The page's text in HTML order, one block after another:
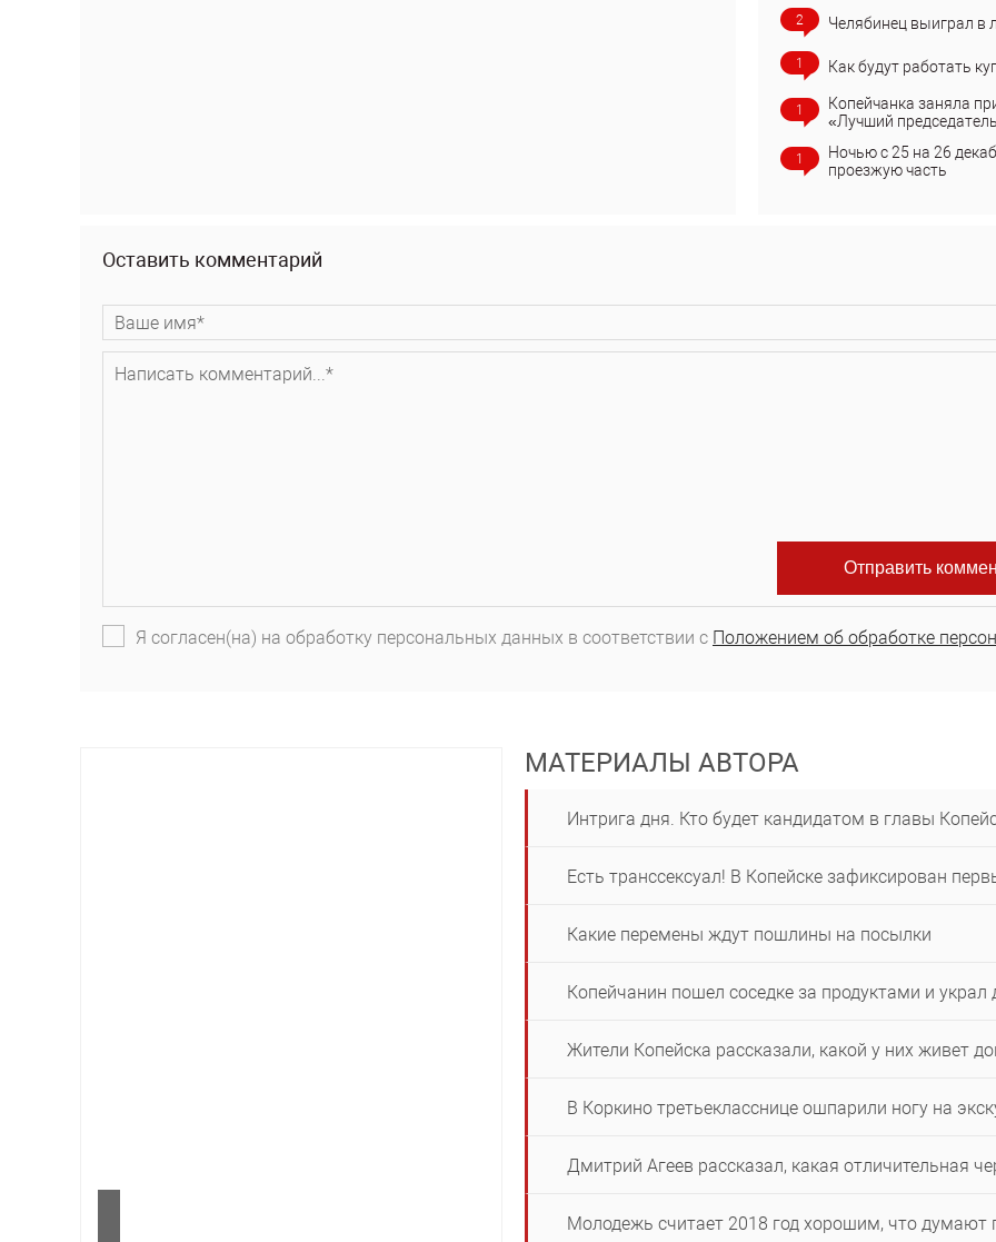
2 Челябинец выиграл в
1 Как будут работать
1
Копейчанка заняла
«Лучший
1
Ночью с 25 на 26
проезжую часть
Оставить комментарий
Я согласен(на) на обработку персональных данных в соответствии с Положением об обработке
МАТЕРИАЛЫ АВТОРА
Интрига дня. Кто будет кандидатом в главы
Есть транссексуал! В Копейске зафиксирован
Какие перемены ждут пошлины на посылки
Копейчанин пошел соседке за продуктами и украл
Жители Копейска рассказали, какой у них живет
В Коркино третьекласснице ошпарили ногу на
Дмитрий Агеев рассказал, какая отличительная
Молодежь считает 2018 год хорошим, что думают